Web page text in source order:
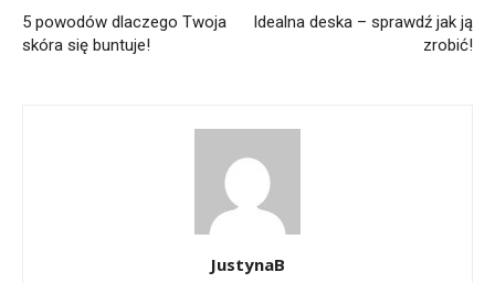
5 powodów dlaczego Twoja
skóra się buntuje!
Idealna deska – sprawdź jak ją
zrobić!
JustynaB